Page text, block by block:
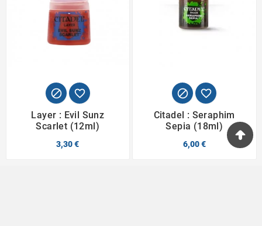
 
Layer : Evil Sunz
Scarlet (12ml)
3,30 €
 
Citadel : Seraphim
Sepia (18ml)
6,00 €